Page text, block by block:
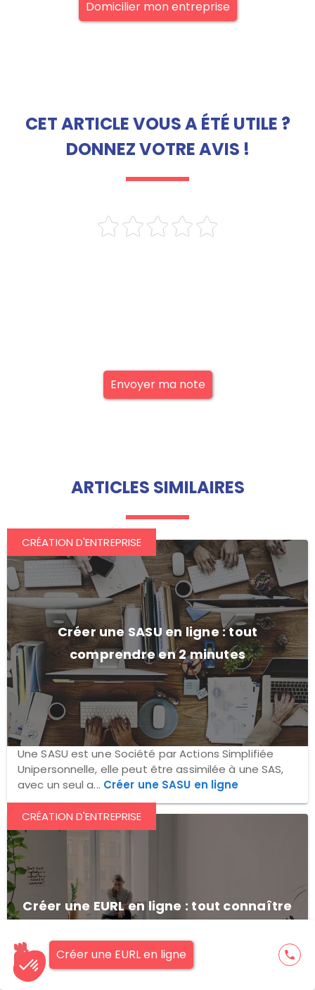
Créer une EURL en ligne phone
Domicilier mon entreprise
CET ARTICLE VOUS A ÉTÉ UTILE ?
DONNEZ VOTRE AVIS !
Envoyer ma note
ARTICLES SIMILAIRES
Créer une SASU en ligne : tout
comprendre en 2 minutes
CRÉATION D'ENTREPRISE
Une SASU est une Société par Actions Simplifiée
Unipersonnelle, elle peut être assimilée à une SAS,
avec un seul a... Créer une SASU en ligne
Créer une EURL en ligne : tout connaître
CRÉATION D'ENTREPRISE